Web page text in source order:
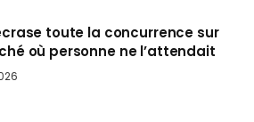
toute la concurrence sur
où personne ne l’attendait